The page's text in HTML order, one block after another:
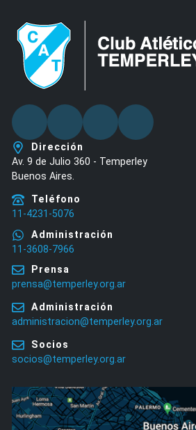
Facebook
Twitter
Youtube
Dirección
Av. 9 de Julio 360 - Temperley
Buenos Aires.
Teléfono
11-4231-5076
Administración
11-3608-7966
Prensa
prensa@temperley.org.ar
Administración
administracion@temperley.org.ar
Socios
socios@temperley.org.ar